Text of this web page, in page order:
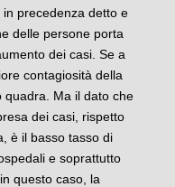
precedenza detto e
delle persone porta
dei casi. Se a
contagiosità della
quadra. Ma il dato che
dei casi, rispetto
è il basso tasso di
e soprattutto
questo caso, la